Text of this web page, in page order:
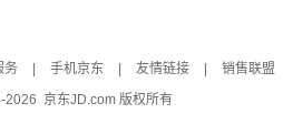
务 手机京东 友情链接 销售联盟
2026 京东JD.com 版权所有